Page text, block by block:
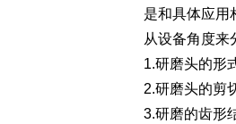
是和具体应用
从设备角度来
1.研磨头的形
2.研磨头的剪
3.研磨的齿形